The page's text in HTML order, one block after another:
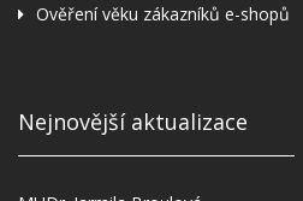
Ověření věku zákazníků e-shopů
Nejnovější aktualizace